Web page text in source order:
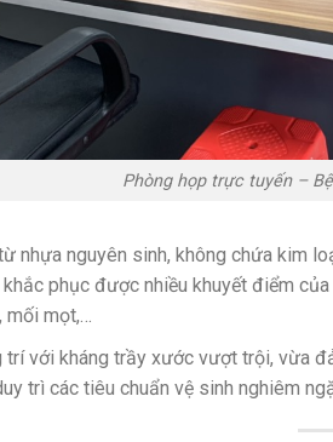
Phòng họp trực tuyến –
nhựa nguyên sinh, không chứa kim
khắc phục được nhiều khuyết điểm
mối mọt,…
trí với kháng trầy xước vượt trội, vừa
trì các tiêu chuẩn vệ sinh nghiêm